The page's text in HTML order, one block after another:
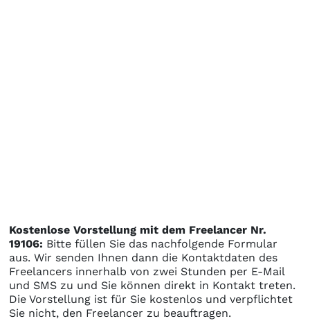
Kostenlose Vorstellung mit dem Freelancer Nr.
19106: Bitte füllen Sie das nachfolgende Formular
aus. Wir senden Ihnen dann die Kontaktdaten des
Freelancers innerhalb von zwei Stunden per E-Mail
und SMS zu und Sie können direkt in Kontakt treten.
Die Vorstellung ist für Sie kostenlos und verpflichtet
Sie nicht, den Freelancer zu beauftragen.